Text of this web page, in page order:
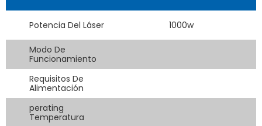
Potencia Del Láser 1000w
Modo De
Funcionamiento
Requisitos De
Alimentación
perating
Temperatura